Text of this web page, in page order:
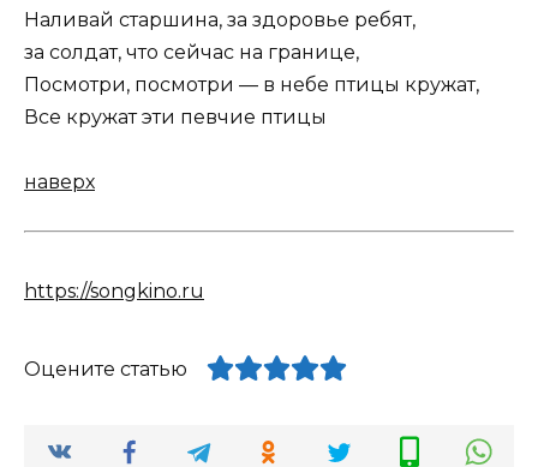
Наливай старшина, за здоровье ребят,
за солдат, что сейчас на границе,
Посмотри, посмотри — в небе птицы кружат,
Все кружат эти певчие птицы
наверх
https://songkino.ru
Оцените статью